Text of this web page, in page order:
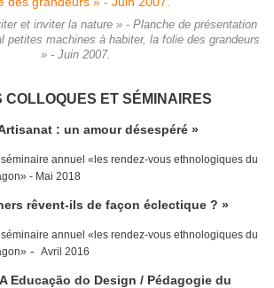
et inviter la nature » - Planche de présentation
petites machines à habiter, la folie des grandeurs
» - Juin 2007.
COLLOQUES ET SÉMINAIRES
: un amour désespéré »
annuel «les rendez-vous ethnologiques du
- Mai 2018
rêvent-ils de façon éclectique ? »
annuel «les rendez-vous ethnologiques du
- Avril 2016
Educação do Design / Pédagogie du